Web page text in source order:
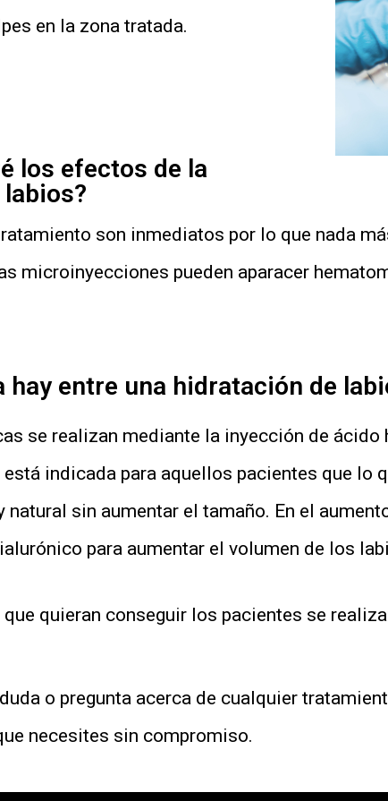
en la zona tratada.
los efectos de la
son inmediatos por lo que nada
microinyecciones pueden aparacer
hay entre una hidratación de
se realizan mediante la inyección de
indicada para aquellos pacientes que lo
natural sin aumentar el tamaño. En el
para aumentar el volumen de los
quieran conseguir los pacientes se
o pregunta acerca de cualquier
necesites sin compromiso.